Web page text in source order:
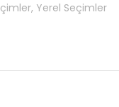
Yerel Seçimler